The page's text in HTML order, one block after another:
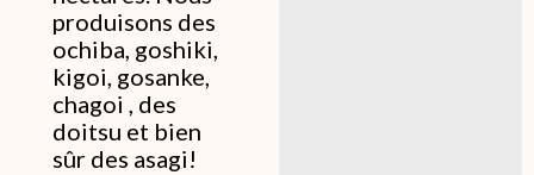
produisons des
ochiba, goshiki,
kigoi, gosanke,
chagoi , des
doitsu et bien
sûr des asagi!